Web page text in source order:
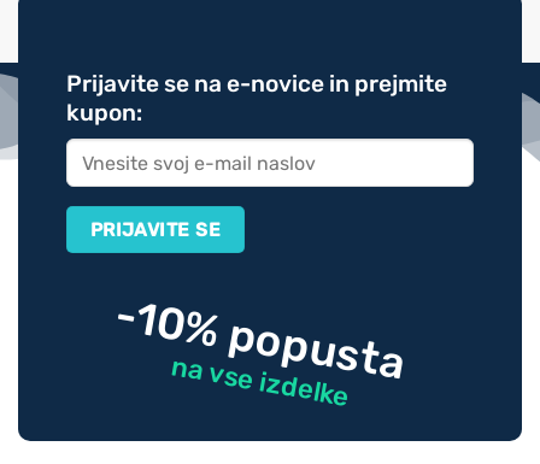
Prijavite se na e-novice in prejmite
kupon:
-10% popusta
na vse izdelke